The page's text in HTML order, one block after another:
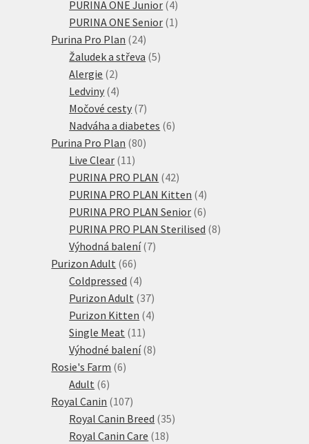
PURINA ONE Junior 44
produkty
PURINA ONE Senior 1 1
Purina Pro Plan 2424
produktů
Žaludek a střeva 55
Alergie 22
produkty
Ledviny 44
produkty
Močové cesty 77
produktů
Nadváha a diabetes 66
Purina Pro Plan 8080
Live Clear 11 11
produktů
PURINA PRO PLAN 4242
produktů
PURINA PRO PLAN Kitten 44
produkty
PURINA PRO PLAN Senior 66
produktů
PURINA PRO PLAN Sterilised 88
Výhodná balení 77
Purizon Adult 6666
produktů
Coldpressed 44
produkty
Purizon Adult 3737
produktů
Purizon Kitten 44
Single Meat 11 11
produktů
Výhodné balení 88
Rosie's Farm 66
Adult 66
produktů
Royal Canin 107107
produktů
Royal Canin Breed 3535
Royal Canin Care 1818